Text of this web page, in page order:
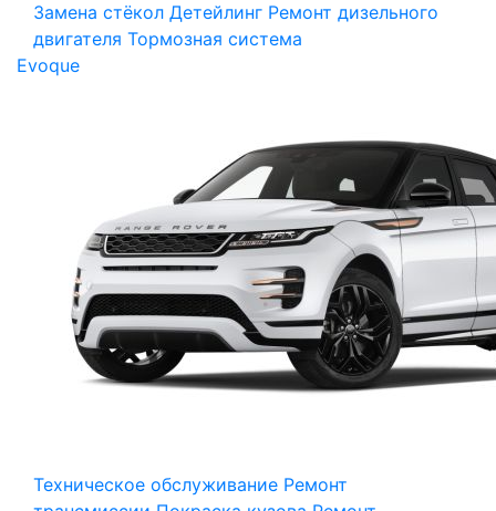
Замена стёкол Детейлинг Ремонт дизельного
двигателя Тормозная система
Evoque
Техническое обслуживание Ремонт